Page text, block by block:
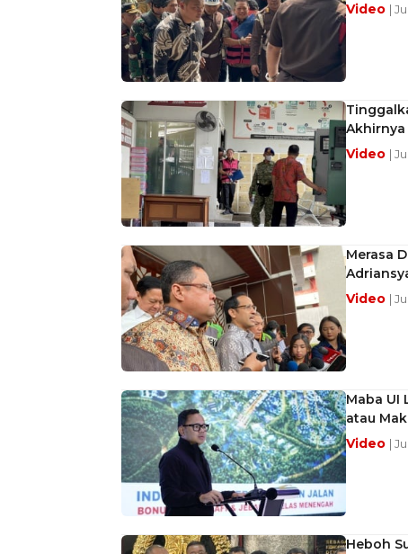
Video |
Akhirnya
Video |
Merasa
Video |
Maba UI
atau
Video |
Heboh